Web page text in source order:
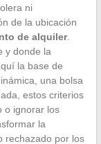
ni
de la ubicación
de alquiler.
y donde la
la base de
una bolsa
estos criterios
o ignorar los
la
rechazado por los